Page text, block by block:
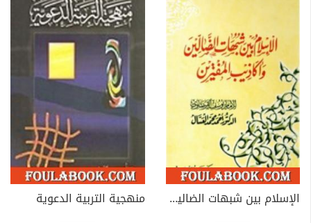
الإسلام بين شبهات الضالين وأكاذيب المفترين
منهجية التربية الدعوية